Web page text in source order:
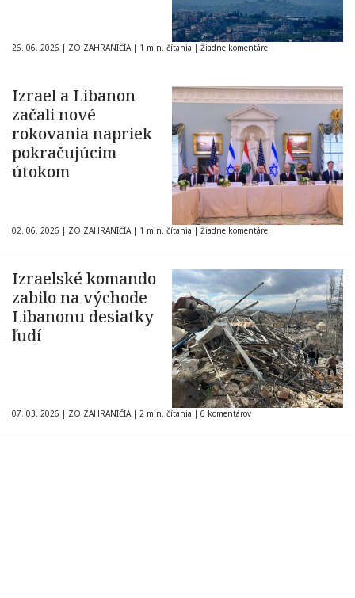
26. 06. 2026 | ZO ZAHRANIČIA | 1 min. čítania | Žiadne komentáre
Izrael a Libanon
začali nové
rokovania napriek
pokračujúcim
útokom
02. 06. 2026 | ZO ZAHRANIČIA | 1 min. čítania | Žiadne komentáre
Izraelské komando
zabilo na východe
Libanonu desiatky
ľudí
07. 03. 2026 | ZO ZAHRANIČIA | 2 min. čítania | 6 komentárov